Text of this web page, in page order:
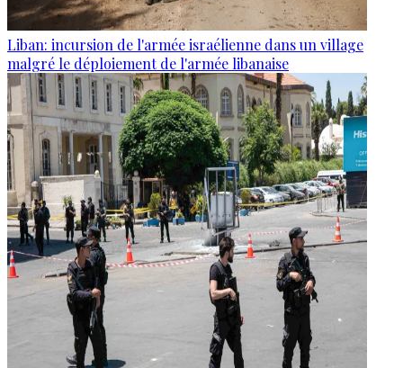
Liban: incursion de l'armée israélienne dans un village
malgré le déploiement de l'armée libanaise